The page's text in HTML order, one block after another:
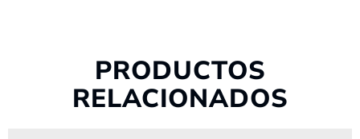
PRODUCTOS
RELACIONADOS